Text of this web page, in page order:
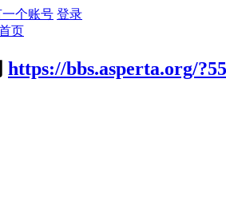
个账号 登录
页
https://bbs.asperta.org/